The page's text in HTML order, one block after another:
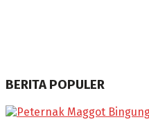
BERITA POPULER